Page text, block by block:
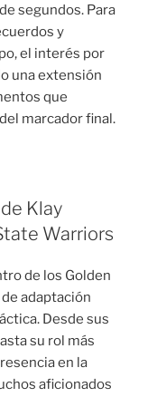
segundos. Para
y
el interés por
una extensión
que
marcador final.
Klay
Warriors
de los Golden
adaptación
Desde sus
su rol más
en la
aficionados